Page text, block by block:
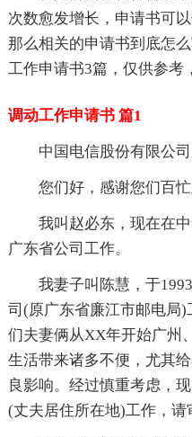
次数愈发增长，申请书可
那么相关的申请书到底怎
工作申请书3篇，仅供参考
调动工作申请书 篇1
中国电信股份有限公
您们好，感谢您们百
我叫赵必东，现在在
广东省公司工作。
我妻子叫陈慧，于
司(原广东省廉江市邮电局
们夫妻俩从XX年开始广州
生活带来诸多不便，尤其
良影响。经过慎重考虑，
(丈夫居住所在地)工作，请